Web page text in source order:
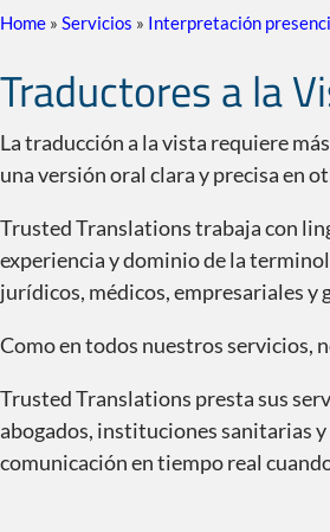
Home » Servicios » Interpretación
Traductores a la
La traducción a la vista requiere
una versión oral clara y precisa en
Trusted Translations trabaja con
experiencia y dominio de la
jurídicos, médicos, empresariales y
Como en todos nuestros servicios,
Trusted Translations presta sus
abogados, instituciones sanitarias
comunicación en tiempo real